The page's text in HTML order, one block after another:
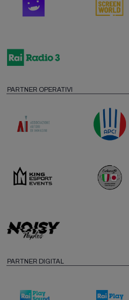
PARTNER OPERATIVI
PARTNER DIGITAL